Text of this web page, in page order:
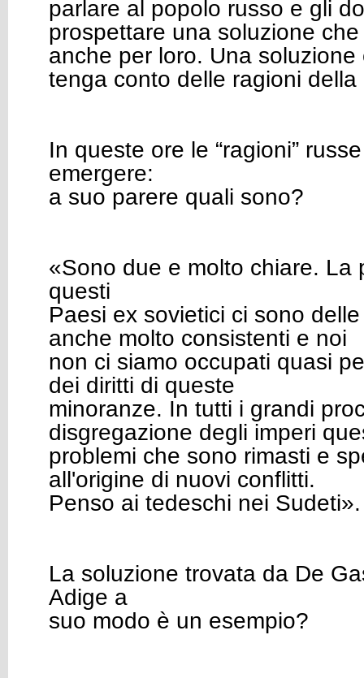
parlare al popolo russo e gli
prospettare una soluzione
anche per loro. Una soluzione
tenga conto delle ragioni della
In queste ore le “ragioni”
emergere:
a suo parere quali sono?
«Sono due e molto chiare. La
questi
Paesi ex sovietici ci sono
anche molto consistenti e noi
non ci siamo occupati quasi
dei diritti di queste
minoranze. In tutti i grandi
disgregazione degli imperi
problemi che sono rimasti e
all'origine di nuovi conflitti.
Penso ai tedeschi nei Sudeti».
La soluzione trovata da De
Adige a
suo modo è un esempio?